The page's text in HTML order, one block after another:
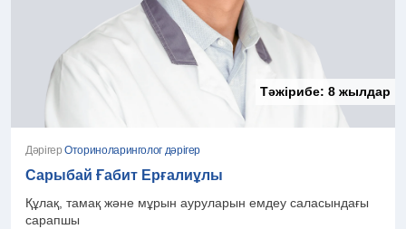
Тәжірибе: 8 жылдар
ДәрігерОториноларинголог дәрігер
Сарыбай Ғабит Ерғалиұлы
Құлақ, тамақ және мұрын ауруларын емдеу саласындағы
сарапшы